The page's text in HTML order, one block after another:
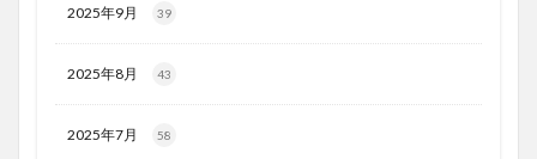
2025年9月 39
2025年8月 43
2025年7月 58